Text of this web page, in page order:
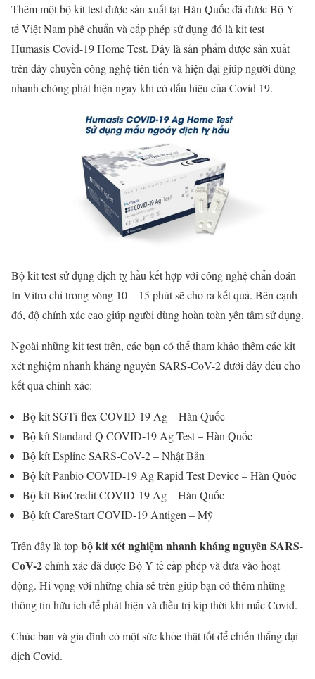
Thêm một bộ kit test được sản xuất tại Hàn Quốc đã được Bộ Y
tế Việt Nam phê chuẩn và cấp phép sử dụng đó là kit test
Humasis Covid-19 Home Test. Đây là sản phẩm được sản xuất
trên dây chuyền công nghệ tiên tiến và hiện đại giúp người dùng
nhanh chóng phát hiện ngay khi có dấu hiệu của Covid 19.
Bộ kit test sử dụng dịch tỵ hầu kết hợp với công nghệ chẩn đoán
In Vitro chỉ trong vòng 10 – 15 phút sẽ cho ra kết quả. Bên cạnh
đó, độ chính xác cao giúp người dùng hoàn toàn yên tâm sử dụng.
Ngoài những kit test trên, các bạn có thể tham khảo thêm các kit
xét nghiệm nhanh kháng nguyên SARS-CoV-2 dưới đây đều cho
kết quả chính xác:
Bộ kít SGTi-flex COVID-19 Ag – Hàn Quốc
Bộ kít Standard Q COVID-19 Ag Test – Hàn Quốc
Bộ kít Espline SARS-CoV-2 – Nhật Bản
Bộ kít Panbio COVID-19 Ag Rapid Test Device – Hàn Quốc
Bộ kít BioCredit COVID-19 Ag – Hàn Quốc
Bộ kít CareStart COVID-19 Antigen – Mỹ
Trên đây là topbộ kit xét nghiệm nhanh kháng nguyên SARS-
CoV-2chính xác đã được Bộ Y tế cấp phép và đưa vào hoạt
động. Hi vọng với những chia sẻ trên giúp bạn có thêm những
thông tin hữu ích để phát hiện và điều trị kịp thời khi mắc Covid.
Chúc bạn và gia đình có một sức khỏe thật tốt để chiến thắng đại
dịch Covid.